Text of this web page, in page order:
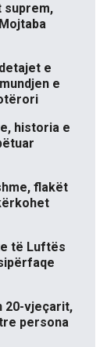
suprem,
e
e
historia e
flakët
të Luftës
20-vjeçarit,
persona